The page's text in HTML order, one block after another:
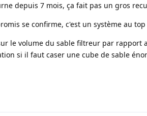
depuis 7 mois, ça fait pas un gros
se confirme, c'est un système au top
le volume du sable filtreur par rapport
si il faut caser une cube de sable